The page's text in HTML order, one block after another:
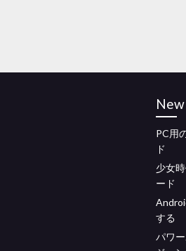
PC用
ド
少女
ード
する
パワ